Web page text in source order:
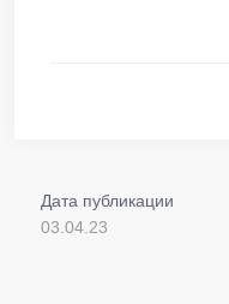
Дата публикации
03.04.23